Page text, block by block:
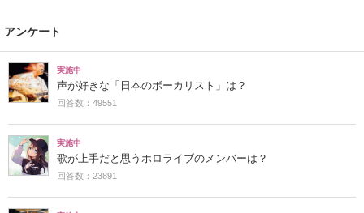
アンケート
実施中
声が好きな「日本のボーカリスト」は？
回答数：49551
実施中
歌が上手だと思うホロライブのメンバーは？
回答数：23891